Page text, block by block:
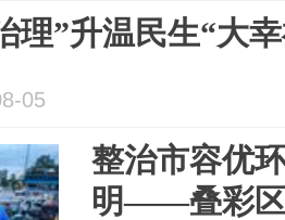
理”升温民生“大
05
整治市容优
明——叠彩区